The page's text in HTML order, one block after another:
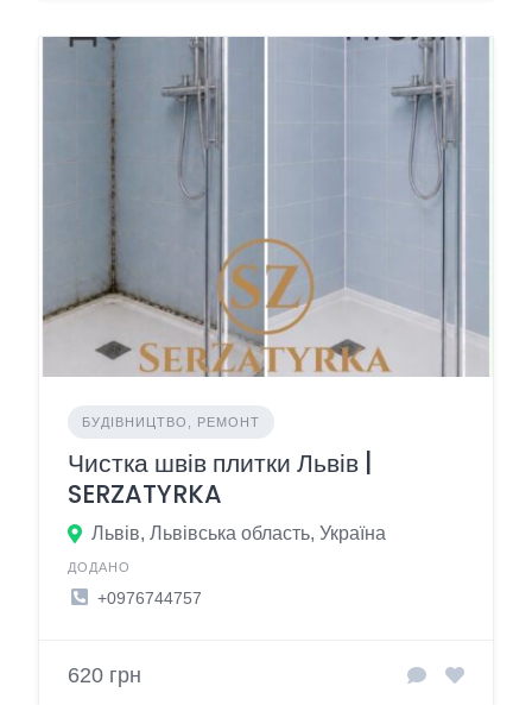
БУДІВНИЦТВО, РЕМОНТ
Чистка швів плитки Львів |
SERZATYRKA
Львів, Львівська область, Україна
ДОДАНО
+0976744757
620 грн